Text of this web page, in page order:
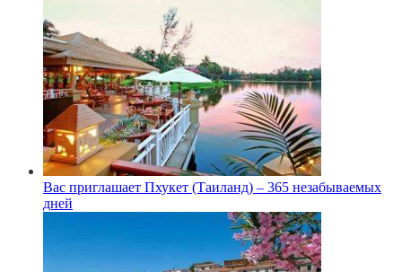
Вас приглашает Пхукет (Таиланд) – 365 незабываемых
дней